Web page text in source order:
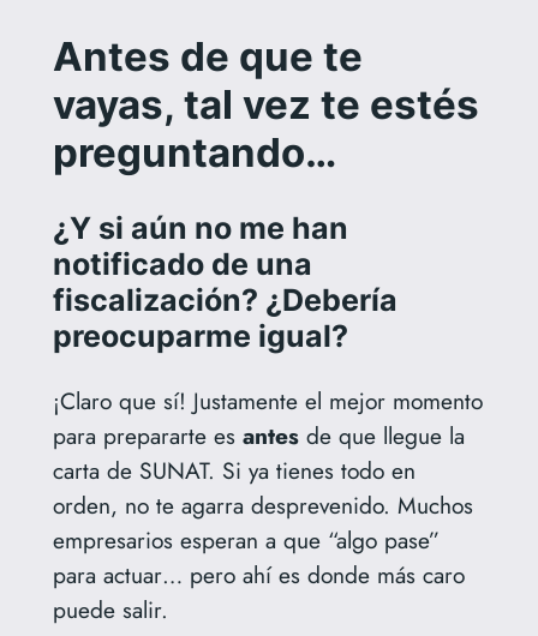
Antes de que te
vayas, tal vez te estés
preguntando…
¿Y si aún no me han
notificado de una
fiscalización? ¿Debería
preocuparme igual?
¡Claro que sí! Justamente el mejor momento
para prepararte es antesde que llegue la
carta de SUNAT. Si ya tienes todo en
orden, no te agarra desprevenido. Muchos
empresarios esperan a que “algo pase”
para actuar… pero ahí es donde más caro
puede salir.